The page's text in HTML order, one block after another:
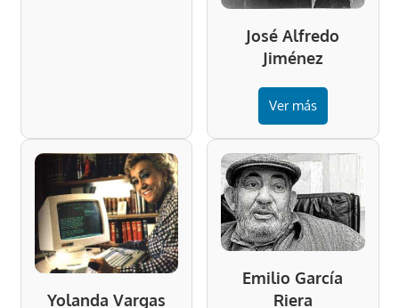
José Alfredo
Jiménez
Ver más
Yolanda Vargas
Emilio García
Riera